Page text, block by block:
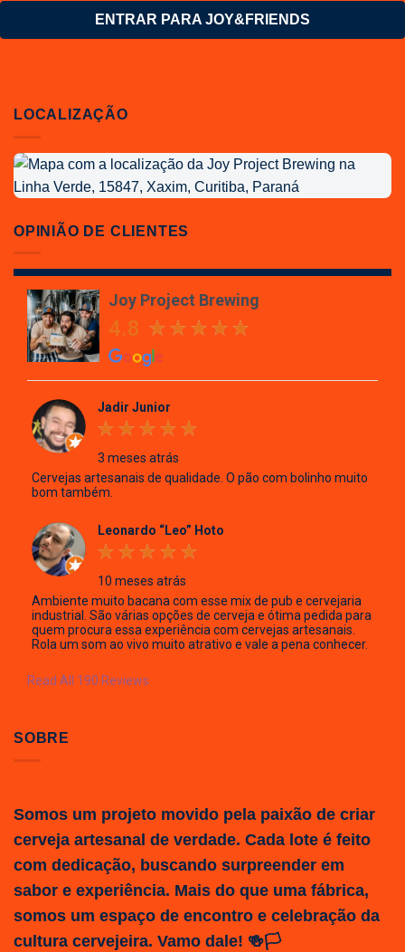
ENTRAR PARA JOY&FRIENDS
LOCALIZAÇÃO
Localização
da
Project
Brewing
OPINIÃO DE CLIENTES
Joy Project Brewing
4.8
Jadir Junior
3 meses atrás
Cervejas artesanais de qualidade. O pão com bolinho muito
bom também.
Leonardo “Leo” Hoto
10 meses atrás
Ambiente muito bacana com esse mix de pub e cervejaria
industrial. São várias opções de cerveja e ótima pedida para
quem procura essa experiência com cervejas artesanais.
Rola um som ao vivo muito atrativo e vale a pena conhecer.
Read All 190 Reviews
SOBRE
Somos um projeto movido pela paixão de criar
cerveja artesanal de verdade. Cada lote é feito
com dedicação, buscando surpreender em
sabor e experiência. Mais do que uma fábrica,
somos um espaço de encontro e celebração da
cultura cervejeira. Vamo dale! 🍻🏳️